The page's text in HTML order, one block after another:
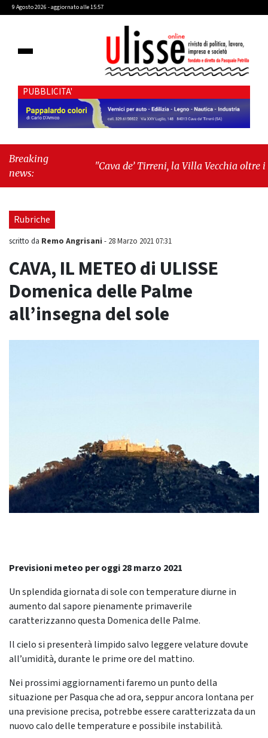
9 Agosto 2026 - aggiornato alle 15:57
PUBBLICITA'
Breaking
news:
"Cava de’ Tirreni, la Villa Vecchia oltre i
Rubriche
scritto da Remo Angrisani - 28 Marzo 2021 07:31
CAVA, IL METEO di ULISSE
Domenica delle Palme
all’insegna del sole
Previsioni meteo per oggi 28 marzo 2021
Un splendida giornata di sole con temperature diurne in
aumento dal sapore pienamente primaverile
caratterizzanno questa Domenica delle Palme.
Il cielo si presenterà limpido salvo leggere velature dovute
all’umidità, durante le prime ore del mattino.
Nei prossimi aggiornamenti faremo un punto della
situazione per Pasqua che ad ora, seppur ancora lontana per
una previsione precisa, potrebbe essere caratterizzata da un
nuovo calo delle temperature e possibile instabilità.